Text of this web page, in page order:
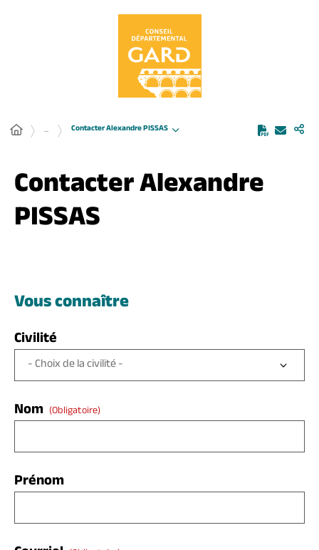
... Contacter Alexandre PISSAS
Contacter Alexandre
PISSAS
Vous connaître
Civilité
Nom (obligatoire)
Prénom